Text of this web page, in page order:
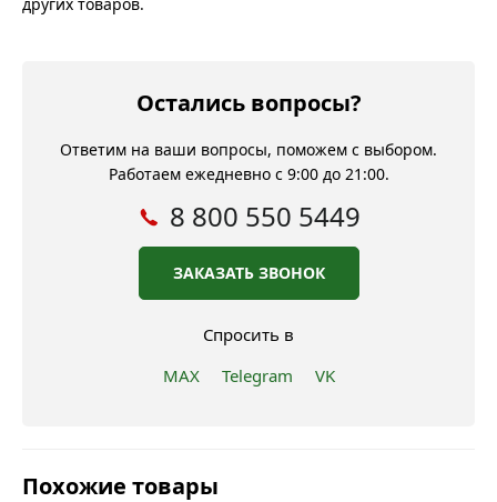
Остались вопросы?
Ответим на ваши вопросы, поможем с выбором.
Работаем ежедневно с 9:00 до 21:00.
8 800 550 5449
ЗАКАЗАТЬ ЗВОНОК
Спросить в
MAX
Telegram VK
Похожие товары